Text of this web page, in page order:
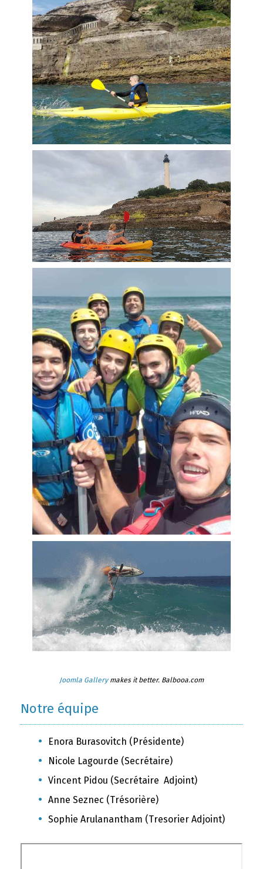
Joomla Gallerymakes it better. Balbooa.com
Notre équipe
Enora Burasovitch (Présidente)
Nicole Lagourde (Secrétaire)
Vincent Pidou (Secrétaire Adjoint)
Anne Seznec (Trésorière)
Sophie Arulanantham (Tresorier Adjoint)